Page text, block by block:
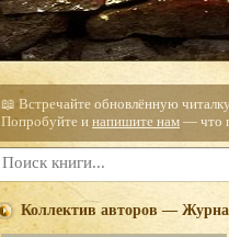
📖 Встречайте обновлённую
Попробуйте и напишите нам — что
Коллектив авторов —